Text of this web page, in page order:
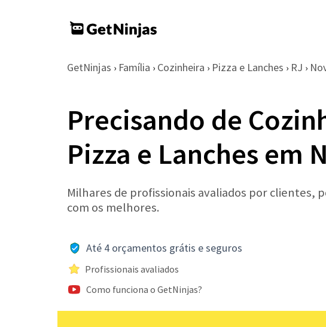
GetNinjas › Família › Cozinheira › Pizza e Lanches › RJ ›
Precisando de
Pizza e Lanches em
Milhares de profissionais avaliados por clientes,
com os melhores.
Até 4 orçamentos grátis e seguros
Profissionais avaliados
Como funciona o GetNinjas?